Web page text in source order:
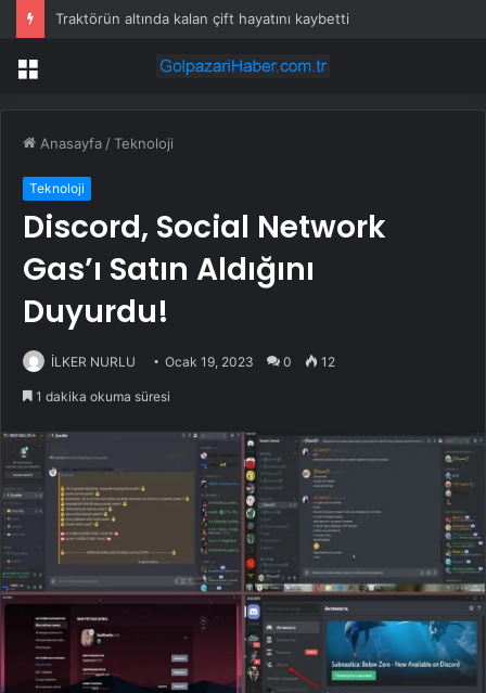
Traktörün altında kalan çift hayatını kaybetti
Menü
Anasayfa /Teknoloji
Teknoloji
Discord, Social Network
Gas’ı Satın Aldığını
Duyurdu!
İLKER NURLU Ocak 19, 2023 0 12
1 dakika okuma süresi